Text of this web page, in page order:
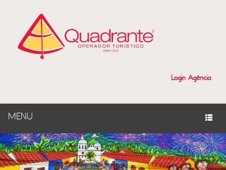
Login Agência
MENU